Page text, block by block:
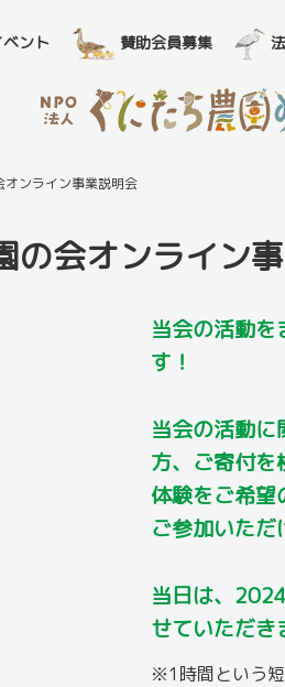
ベント 賛助会員募集
ンライン事業説明会
会オンライン
当会の活動
す！
当会の活動
方、ご寄付を
体験をご希望
ご参加いただ
当日は、
せていただき
※1時間という